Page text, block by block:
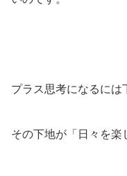
プラス思考になるには
その下地が「日々を楽